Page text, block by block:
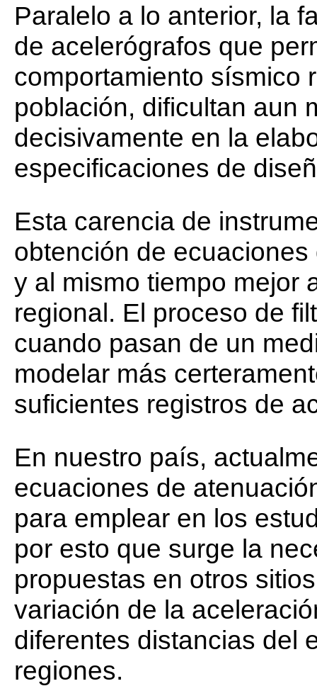
Paralelo a lo anterior, la
de acelerógrafos que
comportamiento sísmico
población, dificultan aun
decisivamente en la
especificaciones de
Esta carencia de
obtención de
y al mismo tiempo mejor
regional. El proceso de
cuando pasan de un
modelar más
suficientes registros de
En nuestro país,
ecuaciones de
para emplear en los
por esto que surge la
propuestas en otros
variación de la
diferentes distancias del
regiones.